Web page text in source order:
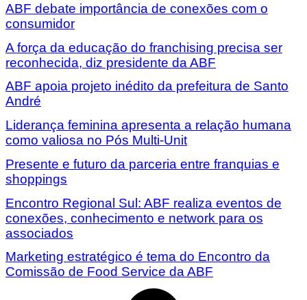
ABF debate importância de conexões com o
consumidor
A força da educação do franchising precisa ser
reconhecida, diz presidente da ABF
ABF apoia projeto inédito da prefeitura de Santo
André
Liderança feminina apresenta a relação humana
como valiosa no Pós Multi-Unit
Presente e futuro da parceria entre franquias e
shoppings
Encontro Regional Sul: ABF realiza eventos de
conexões, conhecimento e network para os
associados
Marketing estratégico é tema do Encontro da
Comissão de Food Service da ABF